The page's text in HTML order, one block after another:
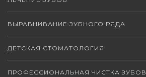
ВЫРАВНИВАНИЕ ЗУБНОГО РЯДА
ДЕТСКАЯ СТОМАТОЛОГИЯ
ПРОФЕССИОНАЛЬНАЯ ЧИСТКА ЗУБОВ